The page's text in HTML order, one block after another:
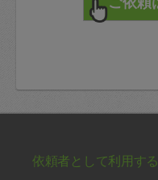
依頼者として利用する